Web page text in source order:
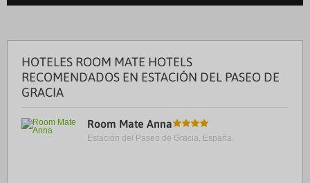
HOTELES ROOM MATE HOTELS
RECOMENDADOS EN ESTACIÓN DEL PASEO DE
GRACIA
Room Mate Anna
Estación del Paseo de Gracia, España.